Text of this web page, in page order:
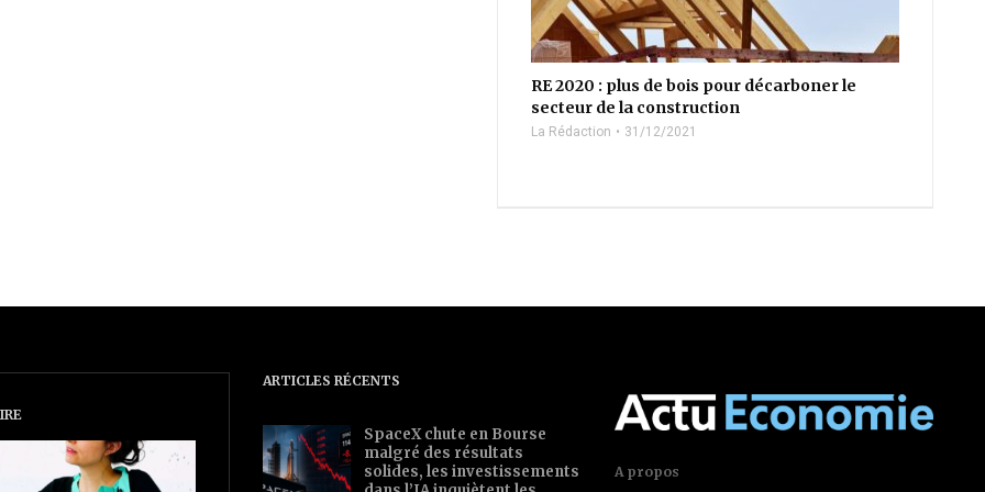
RE 2020 : plus de bois pour décarboner le
secteur de la construction
La Rédaction 31/12/2021
ARTICLES RÉCENTS
SpaceX chute en Bourse
malgré des résultats
solides, les investissements
A propos